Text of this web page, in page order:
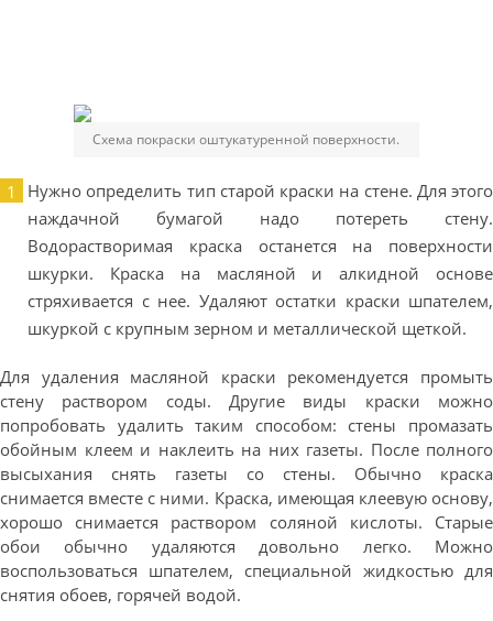
Схема покраски оштукатуренной поверхности.
Нужно определить тип старой краски на стене. Для этого
наждачной бумагой надо потереть стену.
Водорастворимая краска останется на поверхности
шкурки. Краска на масляной и алкидной основе
стряхивается с нее. Удаляют остатки краски шпателем,
шкуркой с крупным зерном и металлической щеткой.
Для удаления масляной краски рекомендуется промыть
стену раствором соды. Другие виды краски можно
попробовать удалить таким способом: стены промазать
обойным клеем и наклеить на них газеты. После полного
высыхания снять газеты со стены. Обычно краска
снимается вместе с ними. Краска, имеющая клеевую основу,
хорошо снимается раствором соляной кислоты. Старые
обои обычно удаляются довольно легко. Можно
воспользоваться шпателем, специальной жидкостью для
снятия обоев, горячей водой.